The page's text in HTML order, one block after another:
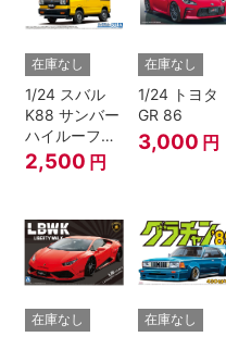
在庫なし
1/24 スバル
K88 サンバー
ハイルーフ
4WD '80
2,500 円
在庫なし
1/24 トヨタ
GR 86
3,000 円
在庫なし 在庫なし